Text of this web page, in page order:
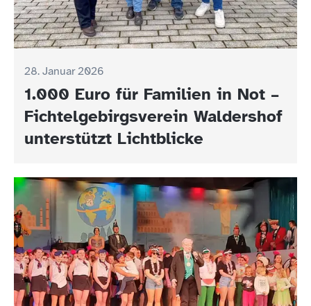
28. Januar 2026
1.000 Euro für Familien in Not –
Fichtelgebirgsverein Waldershof
unterstützt Lichtblicke